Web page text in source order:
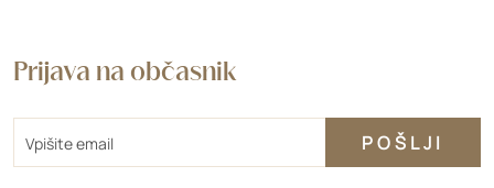
Prijava na občasnik